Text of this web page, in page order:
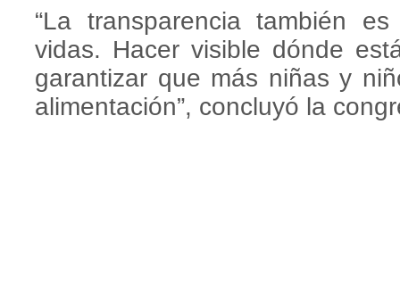
“La transparencia también
vidas. Hacer visible dónde
garantizar que más niñas y
alimentación”, concluyó la